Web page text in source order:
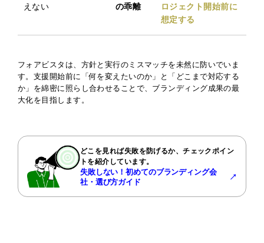
えない
の乖離
ロジェクト開始前に
想定する
フォアビスタは、方針と実行のミスマッチを未然に防いでいま
す。支援開始前に「何を変えたいのか」と「どこまで対応する
か」を綿密に照らし合わせることで、ブランディング成果の最
大化を目指します。
どこを見れば失敗を防げるか、チェックポイン
トを紹介しています。
失敗しない！初めてのブランディング会
社・選び方ガイド
↗︎